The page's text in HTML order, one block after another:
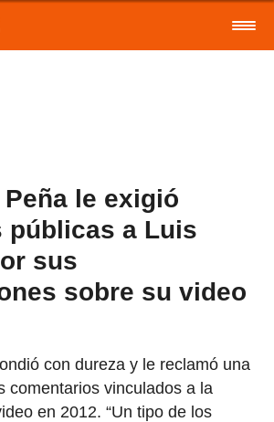
le exigió
públicas a Luis
sus
sobre su video
con dureza y le reclamó una
comentarios vinculados a la
en 2012. “Un tipo de los